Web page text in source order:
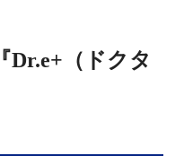
Dr.e+（ドクタ